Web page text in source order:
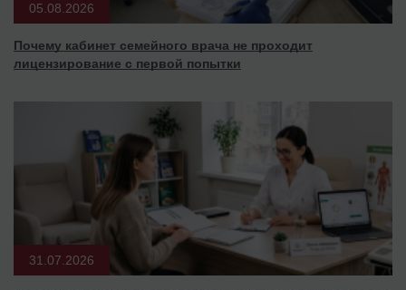
05.08.2026
Почему кабинет семейного врача не проходит
лицензирование с первой попытки
31.07.2026